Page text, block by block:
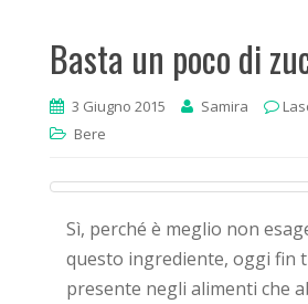
Basta un poco di
3 Giugno 2015 Samira
Bere
Sì, perché è meglio non
questo ingrediente, oggi fin
presente negli alimenti che